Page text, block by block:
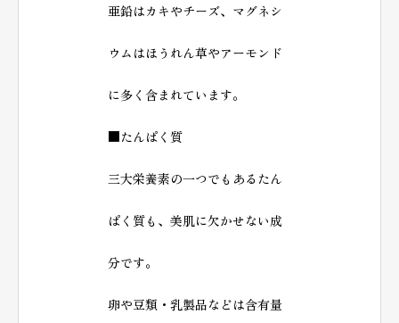
亜鉛はカキやチーズ、マグネシ
ウムはほうれん草やアーモンド
に多く含まれています。
■たんぱく質
三大栄養素の一つでもあるたん
ぱく質も、美肌に欠かせない成
分です。
卵や豆類・乳製品などは含有量